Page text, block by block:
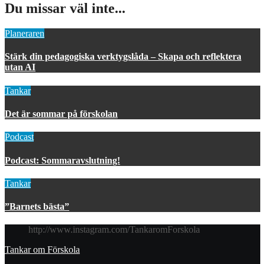
Du missar väl inte...
Planeraren
Stärk din pedagogiska verktygslåda – Skapa och reflektera
utan AI
Tankar
Det är sommar på förskolan
Podcast
Podcast: Sommaravslutning!
Tankar
”Barnets bästa”
http://www.instagram.com/TankaromForskola
Tankar om Förskola